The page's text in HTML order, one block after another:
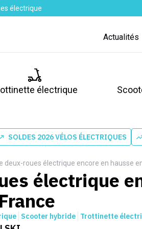
électrique
Actualités
électrique
SOLDES 2026 VÉLOS ÉLECTRIQUES
Le deux-roues électrique encore en hausse
électrique
Scooter hybride Trottinette